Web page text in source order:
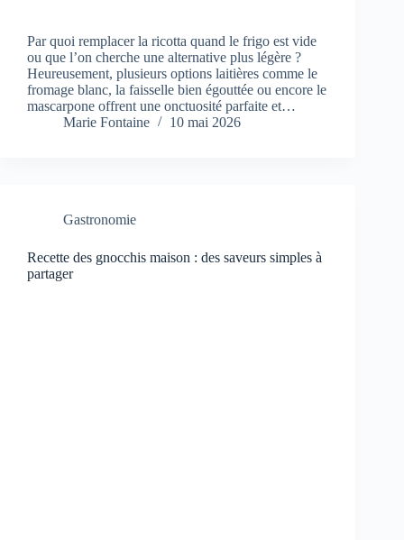
Par quoi remplacer la ricotta quand le frigo est vide
ou que l’on cherche une alternative plus légère ?
Heureusement, plusieurs options laitières comme le
fromage blanc, la faisselle bien égouttée ou encore le
mascarpone offrent une onctuosité parfaite et…
Marie Fontaine
10 mai 2026
Gastronomie
Recette des gnocchis maison : des saveurs simples à
partager